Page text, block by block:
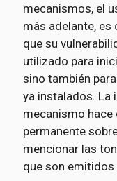
mecanismos, el
más adelante, es
que su
utilizado para
sino también
ya instalados. La
mecanismo hace
permanente
mencionar las
que son